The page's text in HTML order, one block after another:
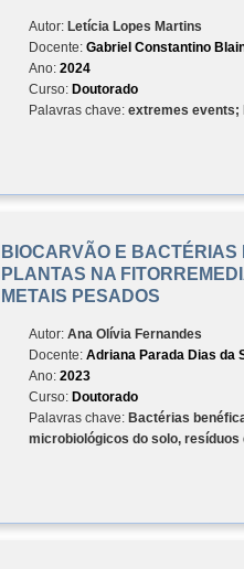
Autor: Letícia Lopes Martins
Docente: Gabriel Constantino
Ano: 2024
Curso: Doutorado
Palavras chave: extremes events;
BIOCARVÃO E BACTÉRIAS
PLANTAS NA
METAIS PESADOS
Autor: Ana Olívia Fernandes
Docente: Adriana Parada Dias da
Ano: 2023
Curso: Doutorado
Palavras chave: Bactérias
microbiológicos do solo, resíduos